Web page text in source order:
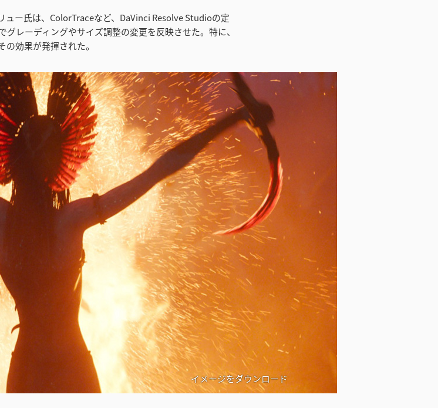
ュー氏は、ColorTraceなど、DaVinci Resolve Studioの定
レーディングやサイズ調整の変更を反映させた。特に、
効果が発揮された。
イメージをダウンロード